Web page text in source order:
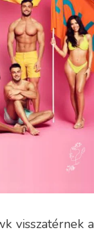
visszatérnek a